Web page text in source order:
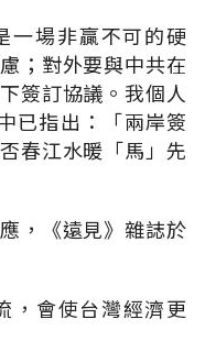
一場非贏不可的硬
；對外要與中共在
簽訂協議。我個人
已指出：「兩岸簽
春江水暖「馬」先
，《遠見》雜誌於
，會使台灣經濟更